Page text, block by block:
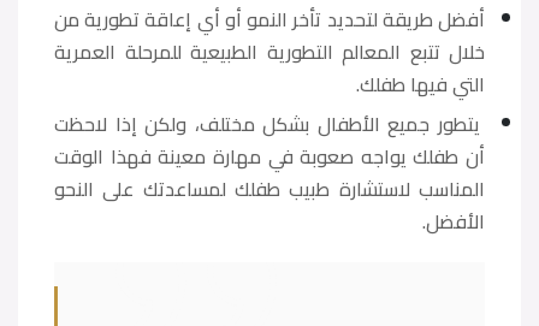
أفضل طريقة لتحديد تأخر النمو أو أي إعاقة تطورية من
خلال تتبع المعالم التطورية الطبيعية للمرحلة العمرية
التي فيها طفلك.
يتطور جميع الأطفال بشكل مختلف، ولكن إذا لاحظت
أن طفلك يواجه صعوبة في مهارة معينة فهذا الوقت
المناسب لاستشارة طبيب طفلك لمساعدتك على النحو
الأفضل.